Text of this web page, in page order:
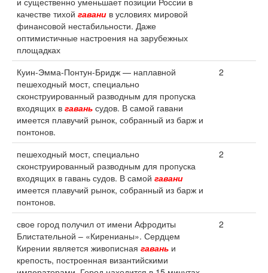
качестве тихой гавани в условиях мировой
финансовой нестабильности. Даже
оптимистичные настроения на зарубежных
площадках
Куин-Эмма-Понтун-Бридж — наплавной
пешеходный мост, специально
сконструированный разводным для пропуска
входящих в гавань судов. В самой гавани
имеется плавучий рынок, собранный из барж и
понтонов.
2
пешеходный мост, специально
сконструированный разводным для пропуска
входящих в гавань судов. В самой гавани
имеется плавучий рынок, собранный из барж и
понтонов.
2
свое город получил от имени Афродиты
Блистательной – «Киренианы». Сердцем
Кирении является живописная гавань и
крепость, построенная византийскими
2